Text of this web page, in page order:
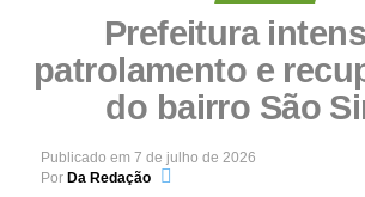
Prefeitura
patrolamento e
do bairro São
Publicado em 7 de julho de 2026
Por Da Redação